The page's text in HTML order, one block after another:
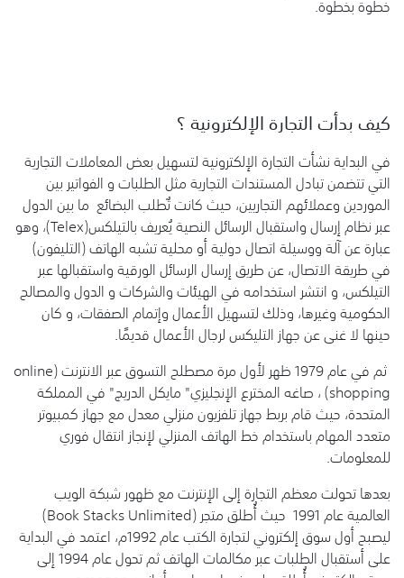
خطوة بخطوة.
كيف بدأت التجارة الإلكترونية ؟
في البداية نشأت التجارة الإلكترونية لتسهيل بعض المعاملات التجارية
التي تتضمن تبادل المستندات التجارية مثل الطلبات و الفواتير بين
الموردين وعملائهم التجاريين، حيث كانت تٌطلب البضائع ما بين الدول
عبر نظام إرسال واستقبال الرسائل النصية يُعريف بالتيلكس(Telex)، وهو
عبارة عن آلة ووسيلة اتصال دولية أو محلية تشبه الهاتف (التليفون)
في طريقة الاتصال، عن طريق إرسال الرسائل الورقية واستقبالها عبر
التيلكس، و انتشر استخدامه في الهيئات والشركات و الدول والمصالح
الحكومية وغيرها، وذلك لتسهيل الأعمال وإتمام الصفقات، و كان
حينها لا غنى عن جهاز التليكس لرجال الأعمال قديمًا.
ثم في عام 1979 ظهر لأول مرة مصطلح التسوق عبر الانترنت (online
shopping) ، صاغه المخترع الإنجليزي" مايكل الدريج" في المملكة
المتحدة، حيث قام بربط جهاز تلفزيون منزلي معدل مع جهاز كمبيوتر
متعدد المهام باستخدام خط الهاتف المنزلي لإنجاز انتقال فوري
للمعلومات.
بعدها تحولت معظم التجارة إلى الإنترنت مع ظهور شبكة الويب
العالمية عام 1991 حيث أُطلق متجر (Book Stacks Unlimited)
ليصبح أول سوق إلكتروني لتجارة الكتب عام 1992م، اعتمد في البداية
على أستقبال الطلبات عبر مكالمات الهاتف ثم تحول عام 1994 إلى